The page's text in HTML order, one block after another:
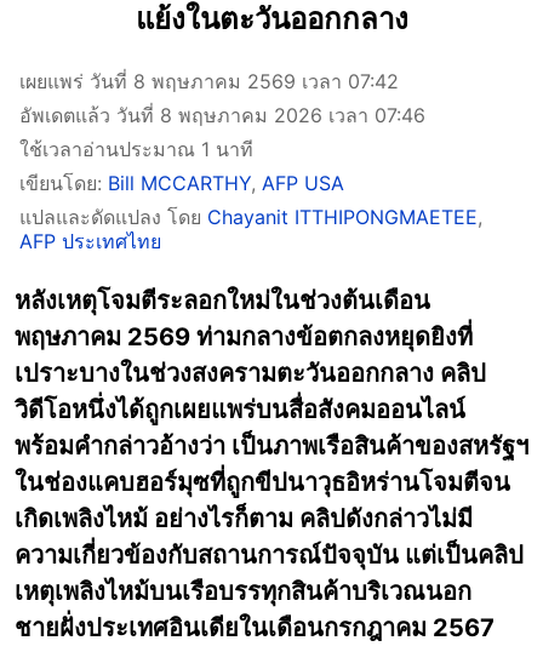
แย้งในตะวันออกกลาง
เผยแพร่ วันที่ 8 พฤษภาคม 2569 เวลา 07:42
อัพเดตแล้ว วันที่ 8 พฤษภาคม 2026 เวลา 07:46
ใช้เวลาอ่านประมาณ 1 นาที
เขียนโดย: Bill MCCARTHY, AFP USA
แปลและดัดแปลง โดย Chayanit ITTHIPONGMAETEE,
AFP ประเทศไทย
หลังเหตุโจมตีระลอกใหม่ในช่วงต้นเดือน
พฤษภาคม 2569 ท่ามกลางข้อตกลงหยุดยิงที่
เปราะบางในช่วงสงครามตะวันออกกลาง คลิป
วิดีโอหนึ่งได้ถูกเผยแพร่บนสื่อสังคมออนไลน์
พร้อมคำกล่าวอ้างว่า เป็นภาพเรือสินค้าของสหรัฐฯ
ในช่องแคบฮอร์มุซที่ถูกขีปนาวุธอิหร่านโจมตีจน
เกิดเพลิงไหม้ อย่างไรก็ตาม คลิปดังกล่าวไม่มี
ความเกี่ยวข้องกับสถานการณ์ปัจจุบัน แต่เป็นคลิป
เหตุเพลิงไหม้บนเรือบรรทุกสินค้าบริเวณนอก
ชายฝั่งประเทศอินเดียในเดือนกรกฎาคม 2567